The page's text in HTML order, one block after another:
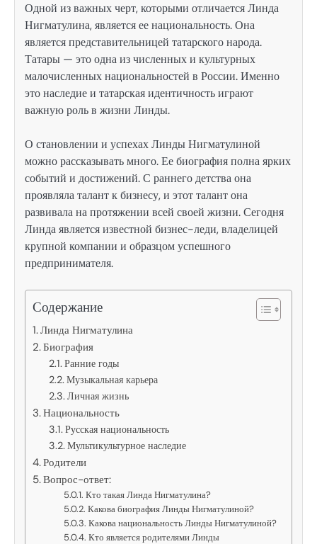
Одной из важных черт, которыми отличается Линда
Нигматулина, является ее национальность. Она
является представительницей татарского народа.
Татары — это одна из численных и культурных
малочисленных национальностей в России. Именно
это наследие и татарская идентичность играют
важную роль в жизни Линды.
О становлении и успехах Линды Нигматулиной
можно рассказывать много. Ее биография полна ярких
событий и достижений. С раннего детства она
проявляла талант к бизнесу, и этот талант она
развивала на протяжении всей своей жизни. Сегодня
Линда является известной бизнес-леди, владелицей
крупной компании и образцом успешного
предпринимателя.
Содержание
Линда Нигматулина
Биография
Ранние годы
Музыкальная карьера
Личная жизнь
Национальность
Русская национальность
Мультикультурное наследие
Родители
Вопрос-ответ:
Кто такая Линда Нигматулина?
Какова биография Линды Нигматулиной?
Какова национальность Линды Нигматулиной?
Кто является родителями Линды